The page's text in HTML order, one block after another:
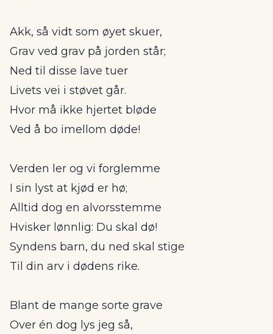
Akk, så vidt som øyet skuer,
Grav ved grav på jorden står;
Ned til disse lave tuer
Livets vei i støvet går.
Hvor må ikke hjertet bløde
Ved å bo imellom døde!
Verden ler og vi forglemme
I sin lyst at kjød er hø;
Alltid dog en alvorsstemme
Hvisker lønnlig: Du skal dø!
Syndens barn, du ned skal stige
Til din arv i dødens rike.
Blant de mange sorte grave
Over én dog lys jeg så,